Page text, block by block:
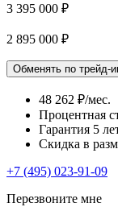
3 395 000 ₽
2 895 000 ₽
Обменять по трейд-
48 262 ₽/мес.
Процентная
Гарантия 5
Скидка в
+7 (495) 023-91-09
Перезвоните мне